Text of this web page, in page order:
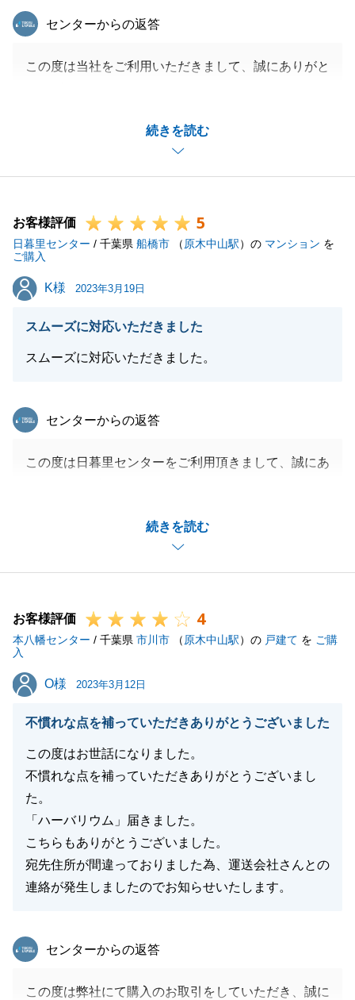
続きを読む
東急リバブル
センターからの返答
この度は当社をご利用いただきまして、誠にありがと
な思いをおかけしてしまい、誠に申し訳ございません
お引渡までU様の多大なるご協力をいただき、お引渡
今後も不動産のご相談がございましたら、お気軽にご
相談いただけますと幸いでございます。
お客様評価 5
日暮里センター / 千葉県 船橋市 （ 原木中山駅）の マンション を
ご購入
K様
K様 2023年3月19日
スムーズに対応いただきました
スムーズに対応いただきました。
続きを読む
東急リバブル
センターからの返答
この度は日暮里センターをご利用頂きまして、誠にあ
に完了することが出来ました。
心より御礼申しあげます。
今後も不動産に関するご相談等がございましたら、お
今後とも、宜しくお願い致します。
お客様評価 4
本八幡センター / 千葉県 市川市 （ 原木中山駅）の 戸建て を ご購
入
O様
O様 2023年3月12日
不慣れな点を補っていただきありがとうございました
この度はお世話になりました。
不慣れな点を補っていただきありがとうございまし
た。
「ハーバリウム」届きました。
こちらもありがとうございました。
宛先住所が間違っておりました為、運送会社さんとの
連絡が発生しましたのでお知らせいたします。
東急リバブル
センターからの返答
この度は弊社にて購入のお取引をしていただき、誠に